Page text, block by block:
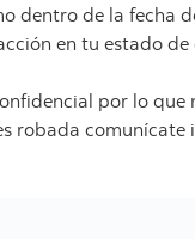
dentro de la fecha
en tu estado
por lo
robada